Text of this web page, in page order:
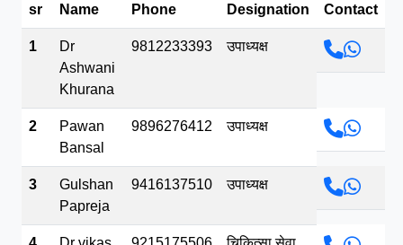
भव.mp3
sr Name Phone Designation Contact
1
Dr
Ashwani
Khurana
9812233393 उपाध्यक्ष
2
Pawan
Bansal
9896276412 उपाध्यक्ष
3
Gulshan
Papreja
9416137510 उपाध्यक्ष